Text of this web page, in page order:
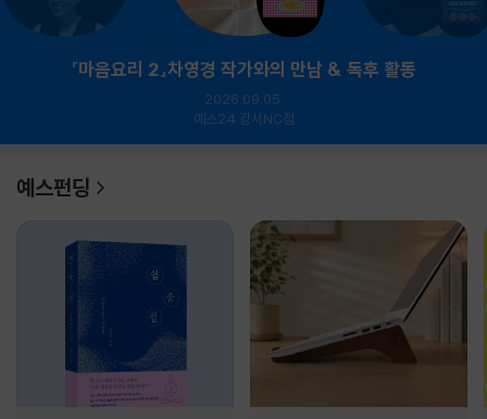
『마음요리 2』차영경 작가와의 만남 & 독후 활동
2026.09.05.
예스24 강서NC점
예스펀딩